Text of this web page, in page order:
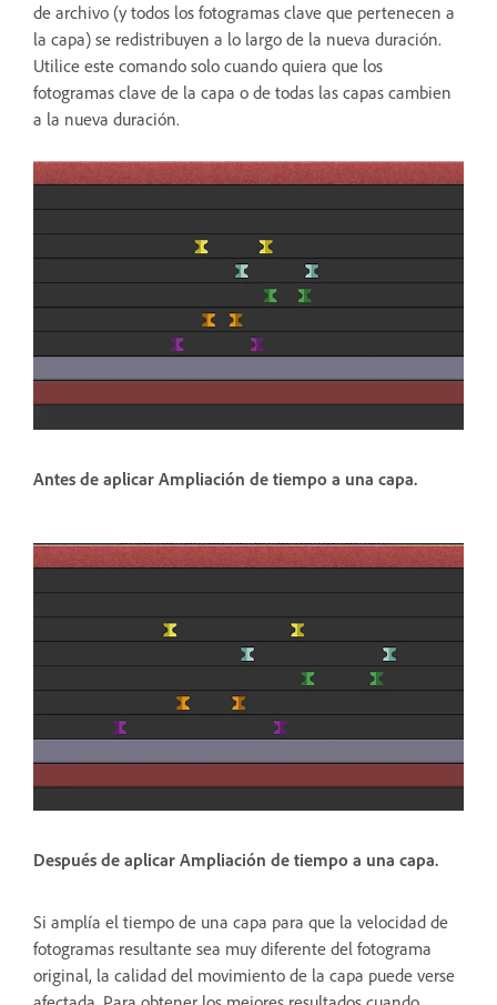
de archivo (y todos los fotogramas clave que pertenecen a
la capa) se redistribuyen a lo largo de la nueva duración.
Utilice este comando solo cuando quiera que los
fotogramas clave de la capa o de todas las capas cambien
a la nueva duración.
Antes de aplicar Ampliación de tiempo a una capa.
Después de aplicar Ampliación de tiempo a una capa.
Si amplía el tiempo de una capa para que la velocidad de
fotogramas resultante sea muy diferente del fotograma
original, la calidad del movimiento de la capa puede verse